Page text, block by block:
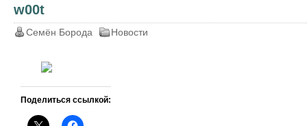
w00t
Семён Борода Новости
Поделиться ссылкой: